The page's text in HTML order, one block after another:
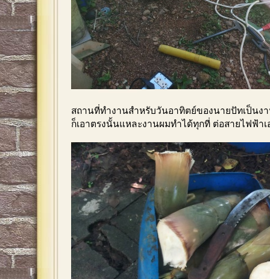
สถานที่ทำงานสำหรับวันอาทิตย์ของนายปัทเป็นง
ก็เอาตรงนั้นแหละงานผมทำได้ทุกที่ ต่อสายไฟฟ้าเ